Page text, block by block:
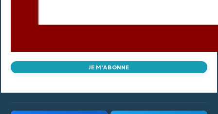
JE M'ABONNE